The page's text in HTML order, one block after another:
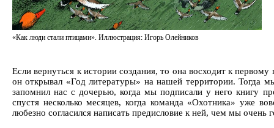
«Как люди стали птицами». Иллюстрация: Игорь Олейников
Если вернуться к истории создания, то она восходит к
он открывал «Год литературы» на нашей территории. Тогда
запомнил нас с дочерью, когда мы подписали у него книгу
спустя несколько месяцев, когда команда «Охотника» уже
любезно согласился написать предисловие к ней, чем мы очень